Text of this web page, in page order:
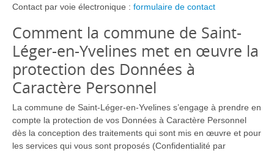
Contact par voie électronique : formulaire de contact
Comment la commune de Saint-
Léger-en-Yvelines met en œuvre la
protection des Données à
Caractère Personnel
La commune de Saint-Léger-en-Yvelines s’engage à prendre en
compte la protection de vos Données à Caractère Personnel
dès la conception des traitements qui sont mis en œuvre et pour
les services qui vous sont proposés (Confidentialité par